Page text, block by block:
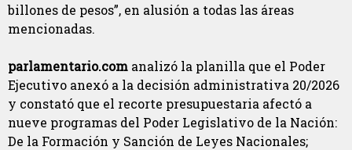
billones de pesos”, en alusión a todas las áreas
mencionadas.
parlamentario.com analizó la planilla que el Poder
Ejecutivo anexó a la decisión administrativa 20/2026
y constató que el recorte presupuestaria afectó a
nueve programas del Poder Legislativo de la Nación:
De la Formación y Sanción de Leyes Nacionales;